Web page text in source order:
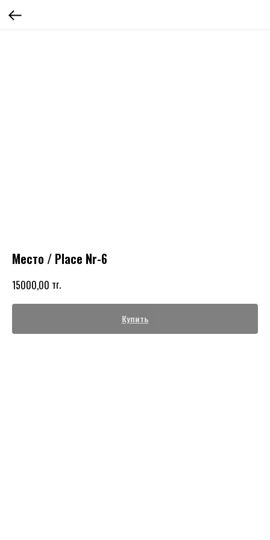
Место / Place Nr-6
15000,00 тг.
Купить